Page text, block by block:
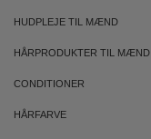
HUDPLEJE TIL MÆND
HÅRPRODUKTER TIL MÆND
CONDITIONER
HÅRFARVE